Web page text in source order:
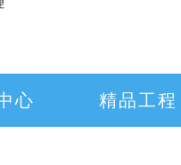
心 精品工程